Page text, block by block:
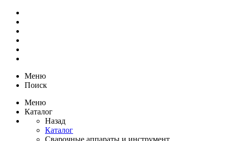
Меню
Поиск
Меню
Каталог
Назад
Каталог
Сварочные аппараты и инструмент